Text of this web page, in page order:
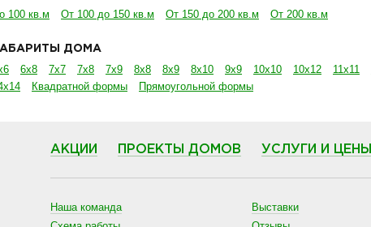
100 кв.м От 100 до 150 кв.м От 150 до 200 кв.м От 200 кв.м
ДОМА
6х8 7х7 7х8 7х9 8х8 8х9 8х10 9х9 10х10 10х12 11х11
Квадратной формы Прямоугольной формы
АКЦИИ ПРОЕКТЫ ДОМОВ УСЛУГИ И ЦЕНЫ
Наша команда
Выставки